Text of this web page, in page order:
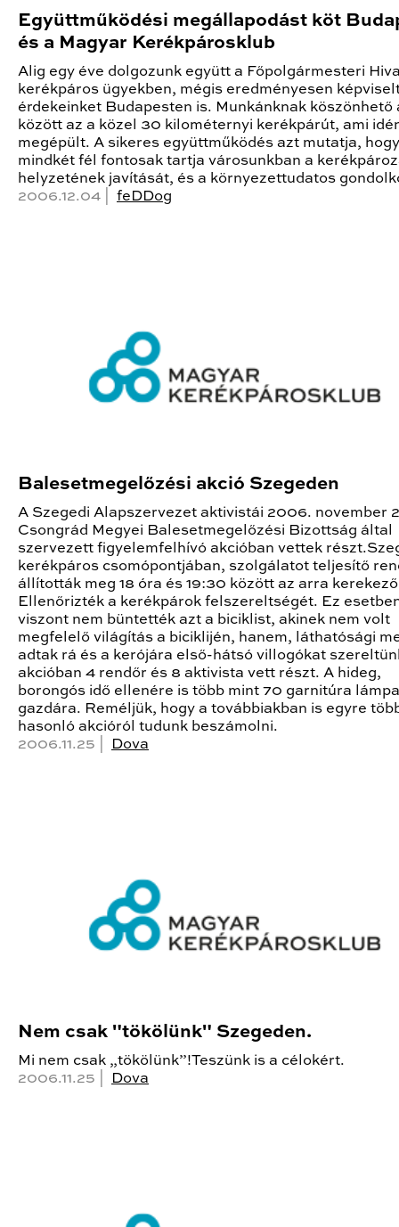
Együttműködési megállapodást köt
és a Magyar Kerékpárosklub
Alig egy éve dolgozunk együtt a Főpolgármesteri
kerékpáros ügyekben, mégis eredményesen
érdekeinket Budapesten is. Munkánknak köszönhető
között az a közel 30 kilométernyi kerékpárút, ami
megépült. A sikeres együttműködés azt mutatja, hogy
mindkét fél fontosak tartja városunkban a
helyzetének javítását, és a környezettudatos
2006.12.04 | feDDog
Balesetmegelőzési akció Szegeden
A Szegedi Alapszervezet aktivistái 2006. november
Csongrád Megyei Balesetmegelőzési Bizottság által
szervezett figyelemfelhívó akcióban vettek
kerékpáros csomópontjában, szolgálatot teljesítő
állították meg 18 óra és 19:30 között az arra
Ellenőrizték a kerékpárok felszereltségét. Ez
viszont nem büntették azt a biciklist, akinek nem volt
megfelelő világítás a biciklijén, hanem, láthatósági
adtak rá és a kerójára első-hátsó villogókat
akcióban 4 rendőr és 8 aktivista vett részt. A hideg,
borongós idő ellenére is több mint 70 garnitúra
gazdára. Reméljük, hogy a továbbiakban is egyre
hasonló akcióról tudunk beszámolni.
2006.11.25 |
Dova
Nem csak "tökölünk" Szegeden.
Mi nem csak „tökölünk”!Teszünk is a célokért.
2006.11.25 |
Dova